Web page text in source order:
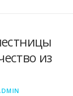
из